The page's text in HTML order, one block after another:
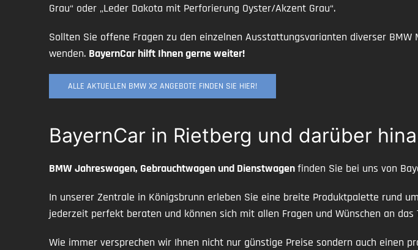
Grau“ oder „Leder Dakota mit Perforierung Oyster/Akzent Grau“.
Sollten Sie offene Fragen zu den einzelnen Ausstattungsvarianten diverser
wenden. BayernCar hilft Ihnen gerne weiter!
ALLE AKTUELLEN BMW X2 ANGEBOTE FINDEN SIE HIER!
BayernCar in Rietberg und darüber
BMW Jahreswagen, Gebrauchtwagen und Dienstwagenfinden Sie bei uns von
In unserer Zentrale in Königsbrunn erleben Sie eine breite Produktpalette rund
jederzeit perfekt beraten und können sich mit allen Fragen und Wünschen an das
Wie immer versprechen wir Ihnen nicht nur günstige Preise sondern auch einen